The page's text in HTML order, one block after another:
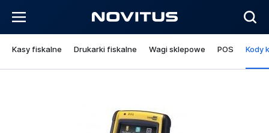
Kasy fiskalne Drukarki fiskalne Wagi sklepowe POS Kody